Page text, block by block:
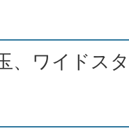
、ワイドス